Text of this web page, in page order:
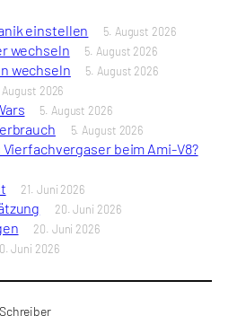
einstellen 5. August 2026
wechseln 5. August 2026
wechseln 5. August 2026
August 2026
5. August 2026
5. August 2026
Vierfachvergaser beim Ami-V8?
21. Juni 2026
20. Juni 2026
20. Juni 2026
Juni 2026